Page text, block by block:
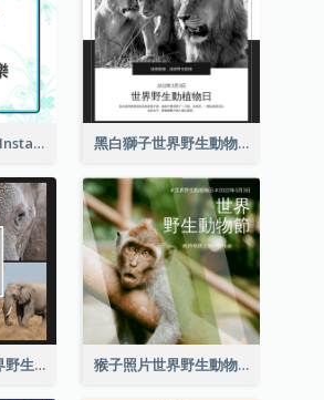
2色系復活節快樂Instagram帖子 黑白獅子世界野生動物日Instagram帖子
大象照片網格世界野生動物日Instagram帖子 猴子照片世界野生動物日Instagram帖子